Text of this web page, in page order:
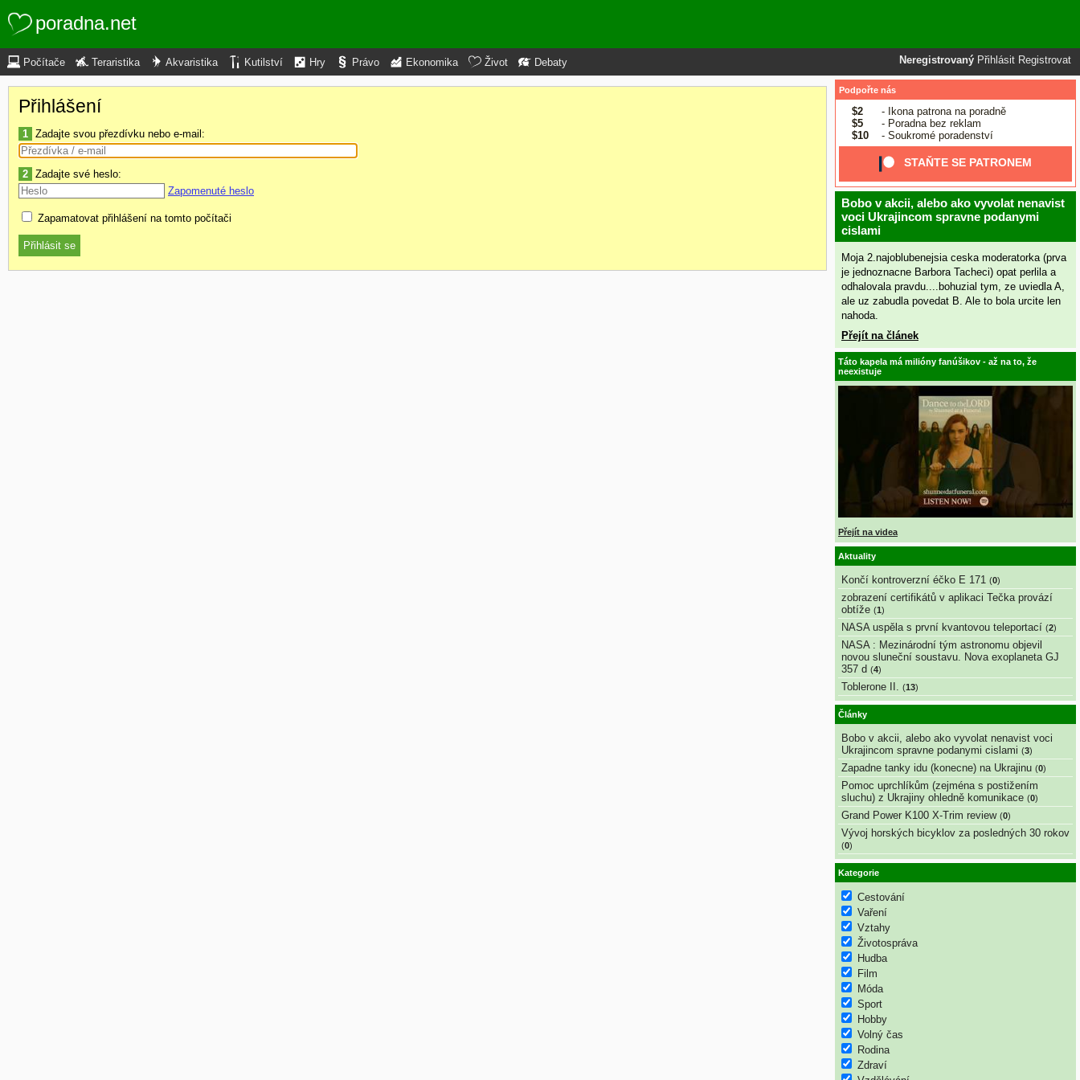
poradna.net
Neregistrovaný Přihlásit Registrovat
Počítače Teraristika Akvaristika Kutilství Hry Právo Ekonomika Život Debaty
Přihlášení
1 Zadajte svou přezdívku nebo e-mail:
2 Zadajte své heslo:
Zapomenuté heslo
Zapamatovat přihlášení na tomto počítači
Podpořte nás
$2
- Ikona patrona na poradně
$5
- Poradna bez reklam
$10
- Soukromé poradenství
STAŇTE SE PATRONEM
Bobo v akcii, alebo ako vyvolat nenavist
voci Ukrajincom spravne podanymi
cislami
Moja 2.najoblubenejsia ceska moderatorka (prva
je jednoznacne Barbora Tacheci) opat perlila a
odhalovala pravdu....bohuzial tym, ze uviedla A,
ale uz zabudla povedat B. Ale to bola urcite len
nahoda.
Přejít na článek
Táto kapela má milióny fanúšikov - až na to, že
neexistuje
Přejít na videa
Aktuality
Končí kontroverzní éčko E 171 (0)
zobrazení certifikátů v aplikaci Tečka provází
obtíže (1)
NASA uspěla s první kvantovou teleportací (2)
NASA : Mezinárodní tým astronomu objevil
novou sluneční soustavu. Nova exoplaneta GJ
357 d (4)
Toblerone II. (13)
Články
Bobo v akcii, alebo ako vyvolat nenavist voci
Ukrajincom spravne podanymi cislami (3)
Zapadne tanky idu (konecne) na Ukrajinu (0)
Pomoc uprchlíkům (zejména s postižením
sluchu) z Ukrajiny ohledně komunikace (0)
Grand Power K100 X-Trim review (0)
Vývoj horských bicyklov za posledných 30 rokov
(0)
Kategorie
Cestování
Vaření
Vztahy
Životospráva
Hudba
Film
Móda
Sport
Hobby
Volný čas
Rodina
Zdraví